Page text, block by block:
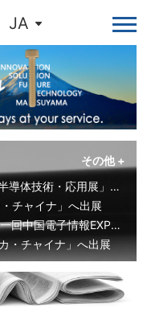
JA
その他 +
2023年5月16-18日「第五回深圳国際半導体技術・応用展」へ出展
チャイナ」へ出展
2023年4月9日~11日「CITE2023第十一回中国電子情報EXPO」へ出展
・チャイナ」へ出展